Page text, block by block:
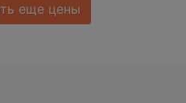
еще цены